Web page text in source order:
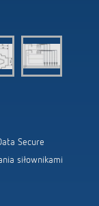
Secure
siłownikami